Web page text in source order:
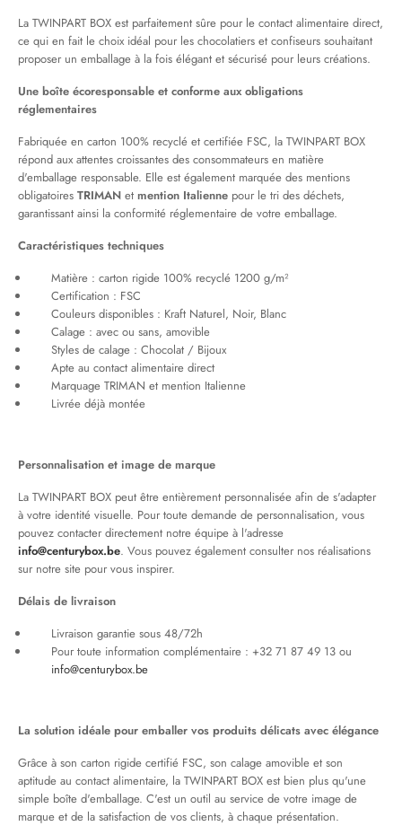
La TWINPART BOX est parfaitement sûre pour le contact alimentaire direct,
ce qui en fait le choix idéal pour les chocolatiers et confiseurs souhaitant
proposer un emballage à la fois élégant et sécurisé pour leurs créations.
Une boîte écoresponsable et conforme aux obligations
réglementaires
Fabriquée en carton 100% recyclé et certifiée FSC, la TWINPART BOX
répond aux attentes croissantes des consommateurs en matière
d'emballage responsable. Elle est également marquée des mentions
obligatoires TRIMAN et mention Italienne pour le tri des déchets,
garantissant ainsi la conformité réglementaire de votre emballage.
Caractéristiques techniques
Matière : carton rigide 100% recyclé 1200 g/m²
Certification : FSC
Couleurs disponibles : Kraft Naturel, Noir, Blanc
Calage : avec ou sans, amovible
Styles de calage : Chocolat / Bijoux
Apte au contact alimentaire direct
Marquage TRIMAN et mention Italienne
Livrée déjà montée
Personnalisation et image de marque
La TWINPART BOX peut être entièrement personnalisée afin de s'adapter
à votre identité visuelle. Pour toute demande de personnalisation, vous
pouvez contacter directement notre équipe à l'adresse
info@centurybox.be. Vous pouvez également consulter nos réalisations
sur notre site pour vous inspirer.
Délais de livraison
Livraison garantie sous 48/72h
Pour toute information complémentaire : +32 71 87 49 13 ou
info@centurybox.be
La solution idéale pour emballer vos produits délicats avec élégance
Grâce à son carton rigide certifié FSC, son calage amovible et son
aptitude au contact alimentaire, la TWINPART BOX est bien plus qu'une
simple boîte d'emballage. C'est un outil au service de votre image de
marque et de la satisfaction de vos clients, à chaque présentation.